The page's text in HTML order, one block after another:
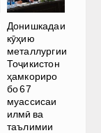
Донишкадаи
кӯҳию
металлургии
Тоҷикистон
ҳамкориро
бо 67
муассисаи
илмӣ ва
таълимии